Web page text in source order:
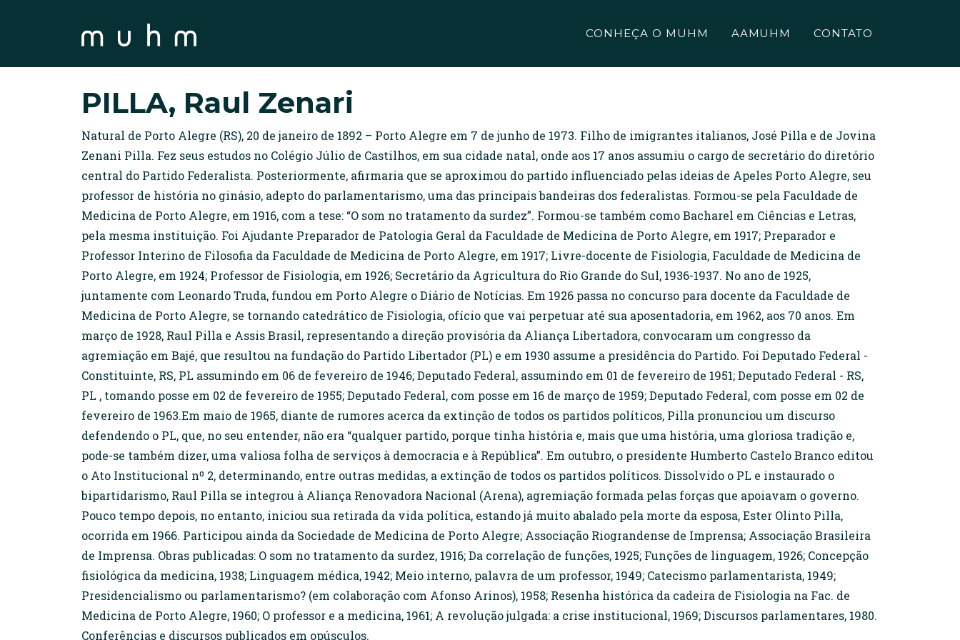
CONHEÇA O MUHM AAMUHM CONTATO
PILLA, Raul Zenari
Natural de Porto Alegre (RS), 20 de janeiro de 1892 – Porto Alegre em 7 de junho de 1973. Filho de imigrantes italianos, José Pilla e de Jovina
Zenani Pilla. Fez seus estudos no Colégio Júlio de Castilhos, em sua cidade natal, onde aos 17 anos assumiu o cargo de secretário do diretório
central do Partido Federalista. Posteriormente, afirmaria que se aproximou do partido influenciado pelas ideias de Apeles Porto Alegre, seu
professor de história no ginásio, adepto do parlamentarismo, uma das principais bandeiras dos federalistas. Formou-se pela Faculdade de
Medicina de Porto Alegre, em 1916, com a tese: “O som no tratamento da surdez”. Formou-se também como Bacharel em Ciências e Letras,
pela mesma instituição. Foi Ajudante Preparador de Patologia Geral da Faculdade de Medicina de Porto Alegre, em 1917; Preparador e
Professor Interino de Filosofia da Faculdade de Medicina de Porto Alegre, em 1917; Livre-docente de Fisiologia, Faculdade de Medicina de
Porto Alegre, em 1924; Professor de Fisiologia, em 1926; Secretário da Agricultura do Rio Grande do Sul, 1936-1937. No ano de 1925,
juntamente com Leonardo Truda, fundou em Porto Alegre o Diário de Notícias. Em 1926 passa no concurso para docente da Faculdade de
Medicina de Porto Alegre, se tornando catedrático de Fisiologia, ofício que vai perpetuar até sua aposentadoria, em 1962, aos 70 anos. Em
março de 1928, Raul Pilla e Assis Brasil, representando a direção provisória da Aliança Libertadora, convocaram um congresso da
agremiação em Bajé, que resultou na fundação do Partido Libertador (PL) e em 1930 assume a presidência do Partido. Foi Deputado Federal -
Constituinte, RS, PL assumindo em 06 de fevereiro de 1946; Deputado Federal, assumindo em 01 de fevereiro de 1951; Deputado Federal - RS,
PL , tomando posse em 02 de fevereiro de 1955; Deputado Federal, com posse em 16 de março de 1959; Deputado Federal, com posse em 02 de
fevereiro de 1963.Em maio de 1965, diante de rumores acerca da extinção de todos os partidos políticos, Pilla pronunciou um discurso
defendendo o PL, que, no seu entender, não era “qualquer partido, porque tinha história e, mais que uma história, uma gloriosa tradição e,
pode-se também dizer, uma valiosa folha de serviços à democracia e à República”. Em outubro, o presidente Humberto Castelo Branco editou
o Ato Institucional nº 2, determinando, entre outras medidas, a extinção de todos os partidos políticos. Dissolvido o PL e instaurado o
bipartidarismo, Raul Pilla se integrou à Aliança Renovadora Nacional (Arena), agremiação formada pelas forças que apoiavam o governo.
Pouco tempo depois, no entanto, iniciou sua retirada da vida política, estando já muito abalado pela morte da esposa, Ester Olinto Pilla,
ocorrida em 1966. Participou ainda da Sociedade de Medicina de Porto Alegre; Associação Riograndense de Imprensa; Associação Brasileira
de Imprensa. Obras publicadas: O som no tratamento da surdez, 1916; Da correlação de funções, 1925; Funções de linguagem, 1926; Concepção
fisiológica da medicina, 1938; Linguagem médica, 1942; Meio interno, palavra de um professor, 1949; Catecismo parlamentarista, 1949;
Presidencialismo ou parlamentarismo? (em colaboração com Afonso Arinos), 1958; Resenha histórica da cadeira de Fisiologia na Fac. de
Medicina de Porto Alegre, 1960; O professor e a medicina, 1961; A revolução julgada: a crise institucional, 1969; Discursos parlamentares, 1980.
Conferências e discursos publicados em opúsculos.